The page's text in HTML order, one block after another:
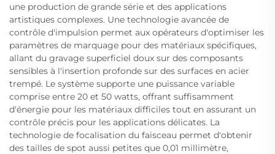
une production de grande série et des applications
artistiques complexes. Une technologie avancée de
contrôle d'impulsion permet aux opérateurs d'optimiser les
paramètres de marquage pour des matériaux spécifiques,
allant du gravage superficiel doux sur des composants
sensibles à l'insertion profonde sur des surfaces en acier
trempé. Le système supporte une puissance variable
comprise entre 20 et 50 watts, offrant suffisamment
d'énergie pour les matériaux difficiles tout en assurant un
contrôle précis pour les applications délicates. La
technologie de focalisation du faisceau permet d'obtenir
des tailles de spot aussi petites que 0,01 millimètre,